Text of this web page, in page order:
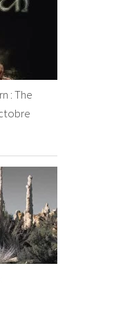
: The